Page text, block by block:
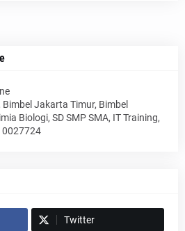
Jakarta Timur, Bimbel
Biologi, SD SMP SMA, IT Training,
Twitter